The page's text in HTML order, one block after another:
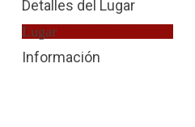
Detalles del Lugar
LugarFiscalía de Menores
Información